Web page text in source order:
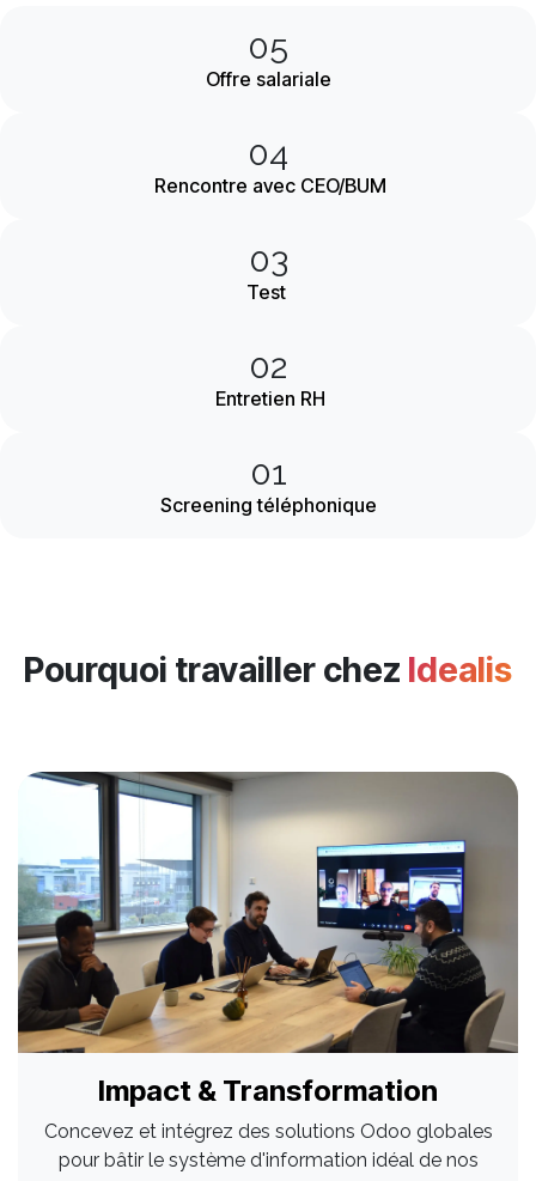
05
Offre salariale
04
Rencontre avec CEO/BUM
03
Test
02
Entretien RH
01
Screening téléphonique
Pourquoi travailler chez Idealis
Impact & Transformation
Concevez et intégrez des solutions Odoo globales
pour bâtir le système d'information idéal de nos